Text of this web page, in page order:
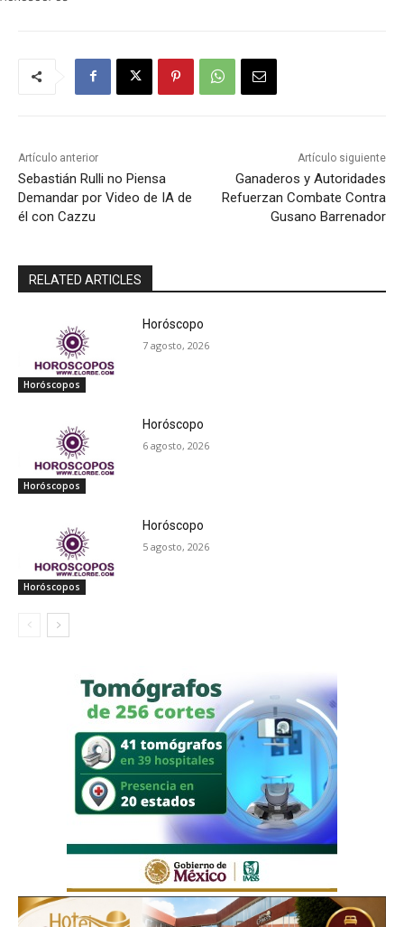
Artículo anterior
Sebastián Rulli no Piensa
Demandar por Video de IA de
él con Cazzu
Artículo siguiente
Ganaderos y Autoridades
Refuerzan Combate Contra
Gusano Barrenador
RELATED ARTICLES
Horóscopos
Horóscopo
7 agosto, 2026
Horóscopos
Horóscopo
6 agosto, 2026
Horóscopos
Horóscopo
5 agosto, 2026